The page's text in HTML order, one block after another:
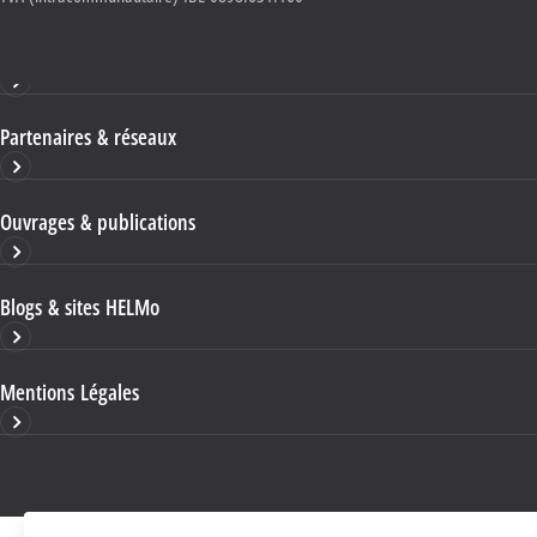
Partenaires & réseaux
Ouvrages & publications
Blogs & sites HELMo
Mentions Légales